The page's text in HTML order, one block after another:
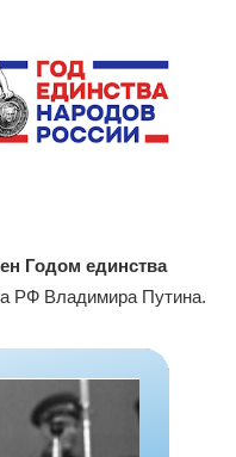
Годом единства
РФ Владимира Путина.